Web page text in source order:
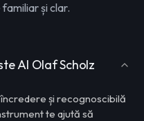
familiar și clar.
AI Olaf Scholz
și recognoscibilă
te ajută să